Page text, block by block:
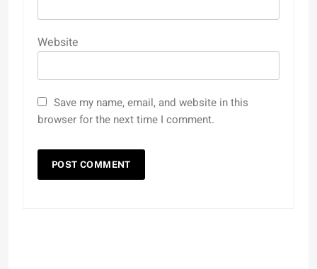
Website
Save my name, email, and website in this
browser for the next time I comment.